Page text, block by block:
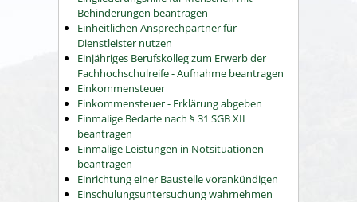
Behinderungen beantragen
Einheitlichen Ansprechpartner für
Dienstleister nutzen
Einjähriges Berufskolleg zum Erwerb der
Fachhochschulreife - Aufnahme beantragen
Einkommensteuer
Einkommensteuer - Erklärung abgeben
Einmalige Bedarfe nach § 31 SGB XII
beantragen
Einmalige Leistungen in Notsituationen
beantragen
Einrichtung einer Baustelle vorankündigen
Einschulungsuntersuchung wahrnehmen